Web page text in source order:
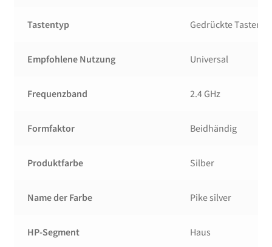
Tastentyp Gedrückte Tasten
Empfohlene Nutzung Universal
Frequenzband 2.4 GHz
Formfaktor Beidhändig
Produktfarbe Silber
Name der Farbe Pike silver
HP-Segment Haus